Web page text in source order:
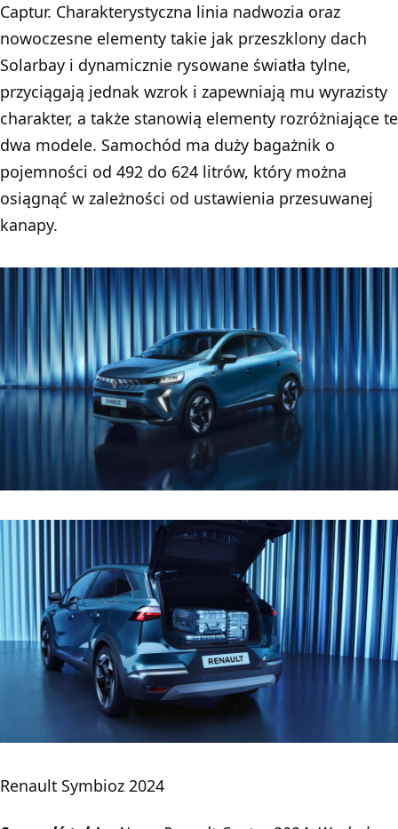
Captur. Charakterystyczna linia nadwozia oraz
nowoczesne elementy takie jak przeszklony dach
Solarbay i dynamicznie rysowane światła tylne,
przyciągają jednak wzrok i zapewniają mu wyrazisty
charakter, a także stanowią elementy rozróżniające te
dwa modele. Samochód ma duży bagażnik o
pojemności od 492 do 624 litrów, który można
osiągnąć w zależności od ustawienia przesuwanej
kanapy.
Renault Symbioz 2024